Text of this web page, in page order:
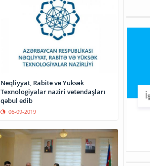
Nəqliyyat, Rabitə və Yüksək
Texnologiyalar naziri vətəndaşları
qəbul edib
06-09-2019